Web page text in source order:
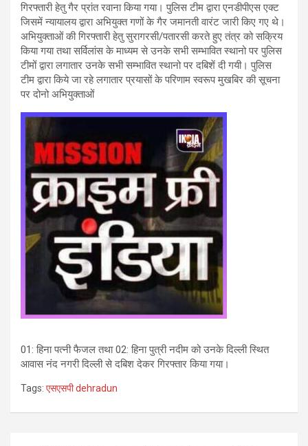
गिरफ्तारी हेतु गैर प्रांत रवाना किया गया। पुलिस टीम द्वारा एनडीपीएस एक्ट
जिसमें न्यायालय द्वारा अभियुक्त गणों के गैर जमानती वारंट जारी किए गए थे।
अभियुक्ताओं की गिरफ्तारी हेतु सुरागरसी/पतारसी करते हुए तंत्र को सक्रिय
किया गया तथा सर्विलांस के माध्यम से उनके सभी सम्भावित स्थानो पर पुलिस
टीमों द्वारा लगातार उनके सभी सम्भावित स्थानो पर दबिशें दी गयी। पुलिस
टीम द्वारा किये जा रहे लगातार प्रयासों के परिणाम स्वरूप मुखबिर की सूचना
पर दोनो अभियुक्ताओं
01: हिना पत्नी फैजल तथा 02: हिना पुत्री नदीम को उनके दिल्ली स्थित
आवास नंद नगरी दिल्ली से दबिश देकर गिरफ्तार किया गया।
Tags: एसएसपी dehradun